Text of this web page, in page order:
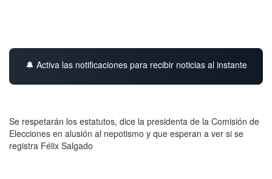
🔔 Activa las notificaciones para recibir noticias al instante
Se respetarán los estatutos, dice la presidenta de la Comisión de
Elecciones en alusión al nepotismo y que esperan a ver si se
registra Félix Salgado